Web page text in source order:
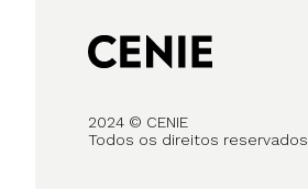
2024 © CENIE
Todos os direitos reservados